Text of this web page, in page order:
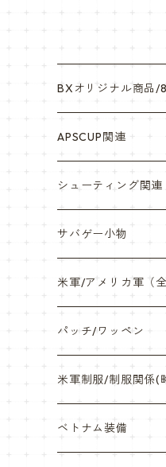
BXオリジナル商品/
シール・ステッカー
缶バッチ
帽子・Tシャツ・エ
ネックレス・アクセ
サンダル・Bag
サバゲー装備品・
オリジナルパッチ
APSCUP関連
岡崎APS部
本体・BB弾・小物類
シューティング関連
サバゲー小物
米軍/アメリカ軍（
海兵隊/USMC
陸軍/USARMY
空軍/USAF
パッチ/ワッペン
米軍制服/制服関係(
略綬・リボンバー・
ベトナム装備